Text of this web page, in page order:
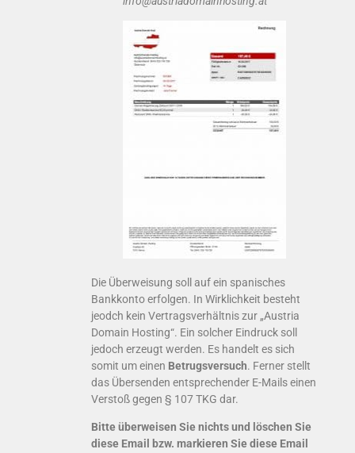
Die Überweisung soll auf ein spanisches
Bankkonto erfolgen. In Wirklichkeit besteht
jeodch kein Vertragsverhältnis zur „Austria
Domain Hosting“. Ein solcher Eindruck soll
jedoch erzeugt werden. Es handelt es sich
somit um einen Betrugsversuch. Ferner stellt
das Übersenden entsprechender E-Mails einen
Verstoß gegen § 107 TKG dar.
Bitte überweisen Sie nichts und löschen Sie
diese Email bzw. markieren Sie diese Email